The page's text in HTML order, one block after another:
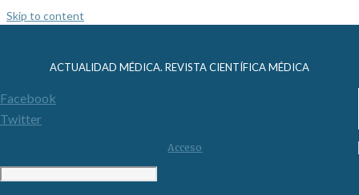
Skip to content
ACTUALIDAD MÉDICA. REVISTA CIENTÍFICA MÉDICA
Facebook
Twitter
Acceso